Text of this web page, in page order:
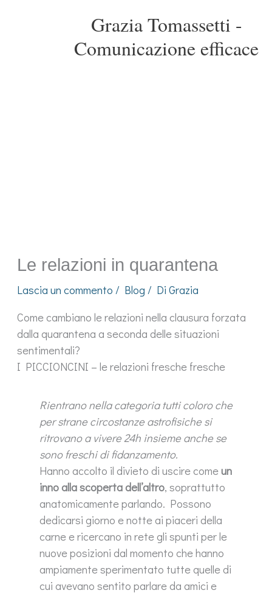
Grazia Tomassetti -
Comunicazione efficace
Le relazioni in quarantena
Lascia un commento / Blog / DiGrazia
Come cambiano le relazioni nella clausura forzata
dalla quarantena a seconda delle situazioni
sentimentali?
I PICCIONCINI – le relazioni fresche fresche
Rientrano nella categoria tutti coloro che
per strane circostanze astrofisiche si
ritrovano a vivere 24h insieme anche se
sono freschi di fidanzamento.
Hanno accolto il divieto di uscire comeun
inno alla scoperta dell’altro, soprattutto
anatomicamente parlando. Possono
dedicarsi giorno e notte ai piaceri della
carne e ricercano in rete gli spunti per le
nuove posizioni dal momento che hanno
ampiamente sperimentato tutte quelle di
cui avevano sentito parlare da amici e